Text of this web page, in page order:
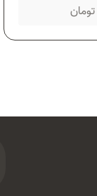
تومان